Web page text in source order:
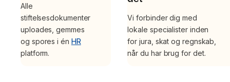
Alle
stiftelsesdokumenter
uploades, gemmes
og spores i én HR
platform.
Vi forbinder dig med
lokale specialister inden
for jura, skat og regnskab,
når du har brug for det.